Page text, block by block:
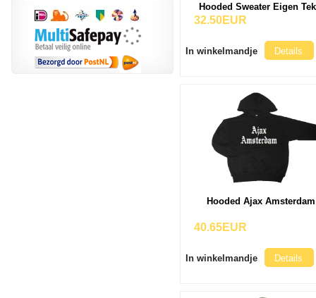
Hooded Sweater Eigen
32.50EUR
In winkelmandje Details
Hooded Ajax Amsterdam
40.65EUR
In winkelmandje Details